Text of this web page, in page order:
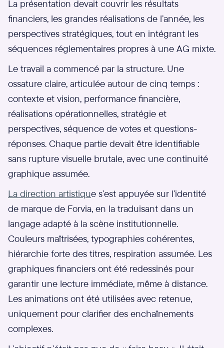
La présentation devait couvrir les résultats
financiers, les grandes réalisations de l’année, les
perspectives stratégiques, tout en intégrant les
séquences réglementaires propres à une AG mixte.
Le travail a commencé par la structure. Une
ossature claire, articulée autour de cinq temps :
contexte et vision, performance financière,
réalisations opérationnelles, stratégie et
perspectives, séquence de votes et questions-
réponses. Chaque partie devait être identifiable
sans rupture visuelle brutale, avec une continuité
graphique assumée.
La direction artistique s’est appuyée sur l’identité
de marque de Forvia, en la traduisant dans un
langage adapté à la scène institutionnelle.
Couleurs maîtrisées, typographies cohérentes,
hiérarchie forte des titres, respiration assumée. Les
graphiques financiers ont été redessinés pour
garantir une lecture immédiate, même à distance.
Les animations ont été utilisées avec retenue,
uniquement pour clarifier des enchaînements
complexes.